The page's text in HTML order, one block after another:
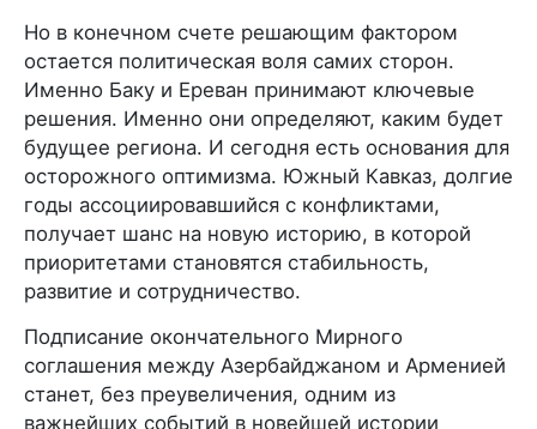
Но в конечном счете решающим фактором
остается политическая воля самих сторон.
Именно Баку и Ереван принимают ключевые
решения. Именно они определяют, каким будет
будущее региона. И сегодня есть основания для
осторожного оптимизма. Южный Кавказ, долгие
годы ассоциировавшийся с конфликтами,
получает шанс на новую историю, в которой
приоритетами становятся стабильность,
развитие и сотрудничество.
Подписание окончательного Мирного
соглашения между Азербайджаном и Арменией
станет, без преувеличения, одним из
важнейших событий в новейшей истории